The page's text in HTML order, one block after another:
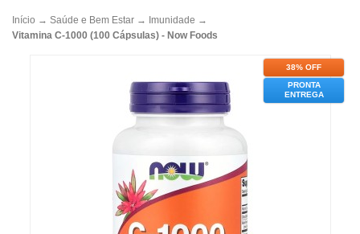
Início → Saúde e Bem Estar → Imunidade →
Vitamina C-1000 (100 Cápsulas) - Now Foods
38% OFF
PRONTA
ENTREGA